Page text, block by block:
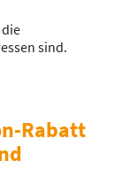
sind.
Rabatt